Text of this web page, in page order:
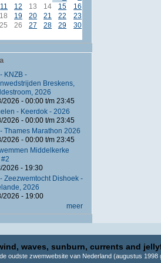
11 12 13 14 15
16
18 19 20 21 22
23
25 26 27 28 29
30
KNZB -
Breskens,
2026
2026 - 00:00t/m 23:45
- Keerdok - 2026
2026 - 00:00t/m 23:45
Thames Marathon 2026
2026 - 00:00t/m 23:45
Middelkerke
2026 - 19:30
Zeezwemtocht Dishoek -
2026
2026 - 19:00
meer
waves, sunburn, currents and
oudste zwemwebsite van Nederland (augustus 1998